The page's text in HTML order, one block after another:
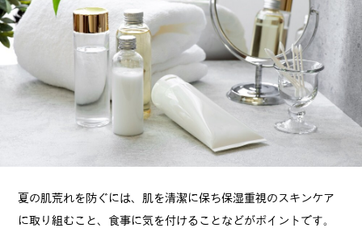
夏の肌荒れを防ぐには、肌を清潔に保ち保湿重視のスキンケア
に取り組むこと、食事に気を付けることなどがポイントです。